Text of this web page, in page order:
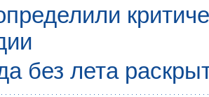
без лета